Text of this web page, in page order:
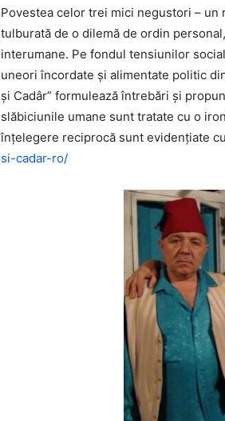
Povestea celor trei mici negustori – un
tulburată de o dilemă de ordin
interumane. Pe fondul tensiunilor
uneori încordate şi alimentate politic
şi Cadâr” formulează întrebări şi
slăbiciunile umane sunt tratate cu o
înţelegere reciprocă sunt evidenţiate
si-cadar-ro/